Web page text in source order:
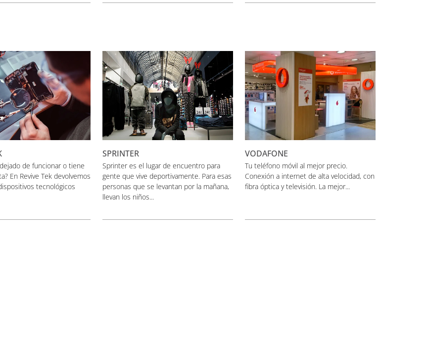
de funcionar o tiene
En Revive Tek devolvemos
tecnológicos
SPRINTER
Sprinter es el lugar de encuentro para
gente que vive deportivamente. Para esas
personas que se levantan por la mañana,
llevan los niños...
VODAFONE
Tu teléfono móvil al mejor precio.
Conexión a internet de alta velocidad, con
fibra óptica y televisión. La mejor...